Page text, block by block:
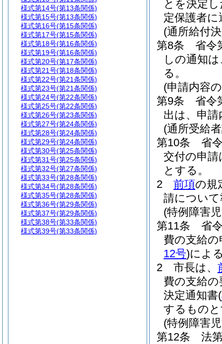
とを決定
定保護者
(通所給付
第8条
省令
しの通知
る。
(申請内容
第9条
省令
出は、申請
(通所受給
第10条
省
交付の申請
とする。
2
前項の規
請につい
(特例障害
第11条
省
費の支給
12号)によ
2
市長は、
費の支給
決定通知書(
するもの
(特例障害
第12条
法
様式第14号(第13条関係)
様式第15号(第13条関係)
様式第16号(第15条関係)
様式第17号(第15条関係)
様式第18号(第16条関係)
様式第19号(第16条関係)
様式第20号(第17条関係)
様式第21号(第18条関係)
様式第22号(第21条関係)
様式第23号(第21条関係)
様式第24号(第22条関係)
様式第25号(第22条関係)
様式第26号(第23条関係)
様式第27号(第24条関係)
様式第28号(第24条関係)
様式第29号(第24条関係)
様式第30号(第25条関係)
様式第31号(第25条関係)
様式第32号(第27条関係)
様式第33号(第28条関係)
様式第34号(第28条関係)
様式第35号(第28条関係)
様式第36号(第29条関係)
様式第37号(第29条関係)
様式第38号(第33条関係)
様式第39号(第33条関係)